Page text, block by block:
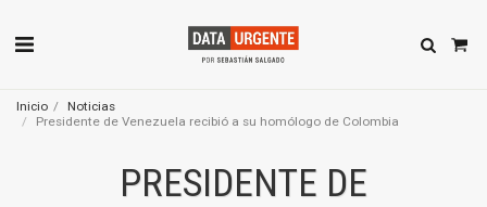
Inicio
Noticias
Presidente de Venezuela recibió a su homólogo de Colombia
PRESIDENTE DE